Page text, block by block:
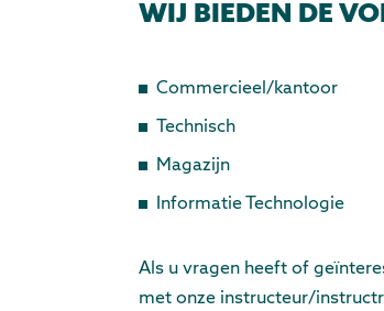
WIJ BIEDEN DE
Commercieel/kantoor
Technisch
Magazijn
Informatie Technologie
Als u vragen heeft of
met onze instructeur/